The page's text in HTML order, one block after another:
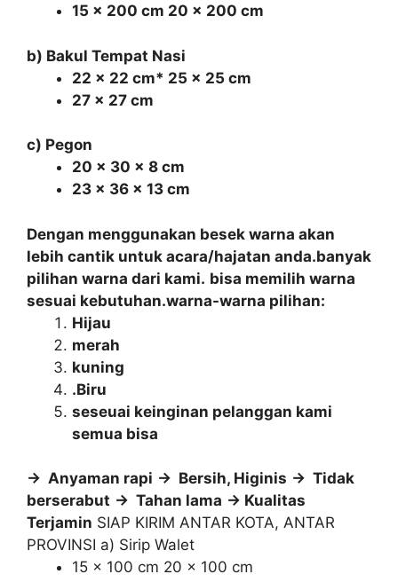
15 x 200 cm 20 x 200 cm
b) Bakul Tempat Nasi
22 x 22 cm* 25 x 25 cm
27 x 27 cm
c) Pegon
20 x 30 x 8 cm
23 x 36 x 13 cm
Dengan menggunakan besek warna akan
lebih cantik untuk acara/hajatan anda.banyak
pilihan warna dari kami. bisa memilih warna
sesuai kebutuhan.warna-warna pilihan:
Hijau
merah
kuning
.Biru
seseuai keinginan pelanggan kami
semua bisa
-> Anyaman rapi -> Bersih, Higinis -> Tidak
berserabut -> Tahan lama -> Kualitas
Terjamin SIAP KIRIM ANTAR KOTA, ANTAR
PROVINSI a) Sirip Walet
15 x 100 cm 20 x 100 cm